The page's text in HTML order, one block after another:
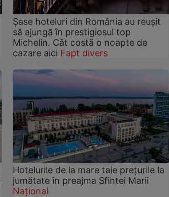
Șase hoteluri din România au reușit
să ajungă în prestigiosul top
Michelin. Cât costă o noapte de
cazare aici Fapt divers
Hotelurile de la mare taie prețurile la
jumătate în preajma Sfintei Marii
Național